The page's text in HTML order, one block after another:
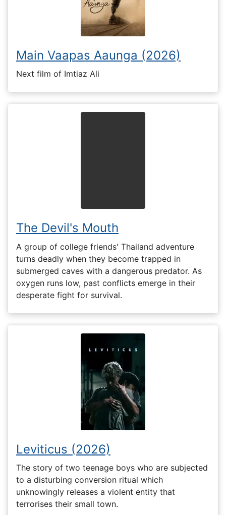
Main Vaapas Aaunga (2026)
Next film of Imtiaz Ali
The Devil's Mouth
A group of college friends' Thailand adventure
turns deadly when they become trapped in
submerged caves with a dangerous predator. As
oxygen runs low, past conflicts emerge in their
desperate fight for survival.
Leviticus (2026)
The story of two teenage boys who are subjected
to a disturbing conversion ritual which
unknowingly releases a violent entity that
terrorises their small town.